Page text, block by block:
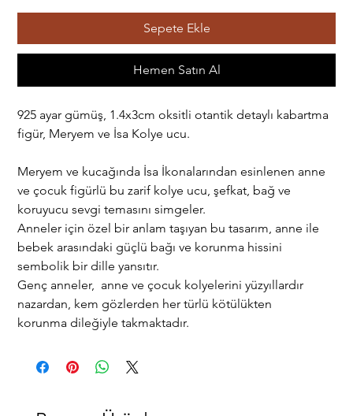
Sepete Ekle
Hemen Satın Al
925 ayar gümüş, 1.4x3cm oksitli otantik detaylı kabartma
figür, Meryem ve İsa Kolye ucu.
Meryem ve kucağında İsa İkonalarından esinlenen anne
ve çocuk figürlü bu zarif kolye ucu, şefkat, bağ ve
koruyucu sevgi temasını simgeler.
Anneler için özel bir anlam taşıyan bu tasarım, anne ile
bebek arasındaki güçlü bağı ve korunma hissini
sembolik bir dille yansıtır.
Genç anneler, anne ve çocuk kolyelerini yüzyıllardır
nazardan, kem gözlerden her türlü kötülükten
korunma dileğiyle takmaktadır.